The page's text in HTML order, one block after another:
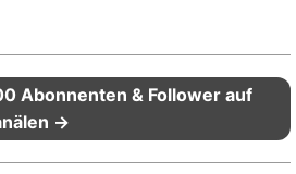
Abonnenten & Follower auf
→